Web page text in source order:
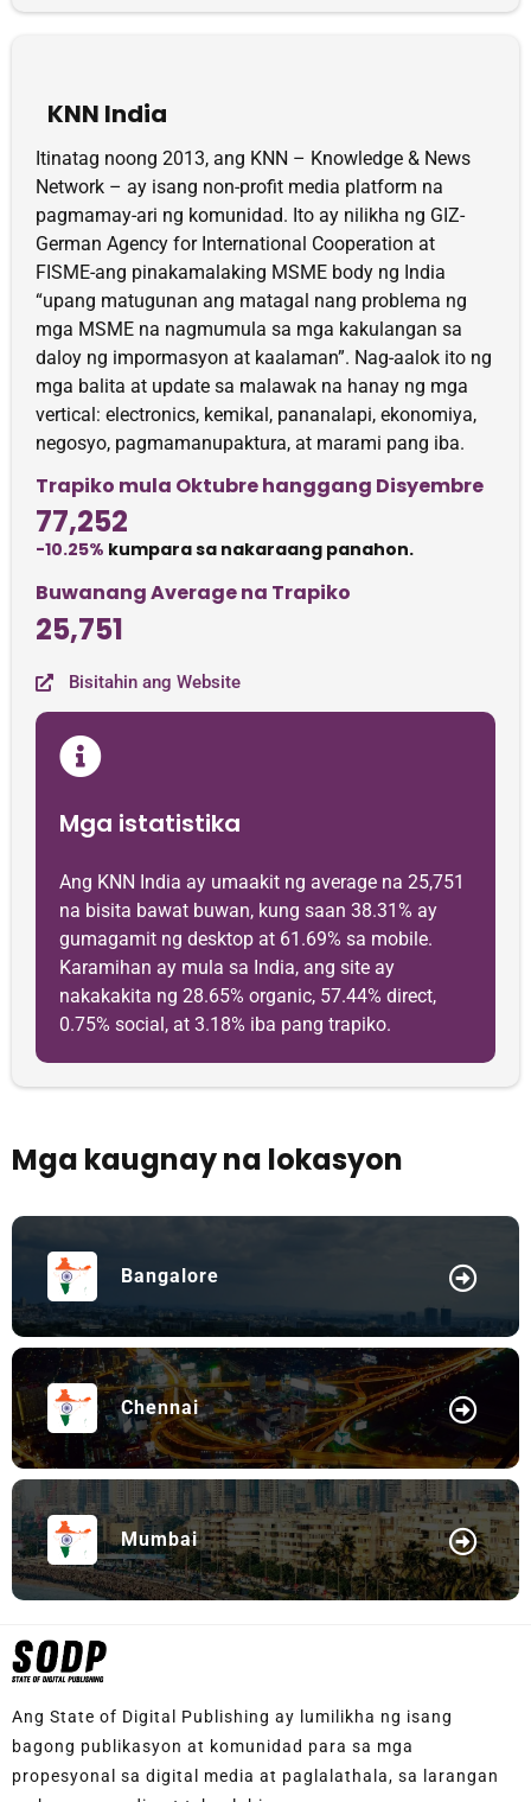
KNN India
Itinatag noong 2013, ang KNN – Knowledge & News
Network – ay isang non-profit media platform na
pagmamay-ari ng komunidad. Ito ay nilikha ng GIZ-
German Agency for International Cooperation at
FISME-ang pinakamalaking MSME body ng India
“upang matugunan ang matagal nang problema ng
mga MSME na nagmumula sa mga kakulangan sa
daloy ng impormasyon at kaalaman”. Nag-aalok ito ng
mga balita at update sa malawak na hanay ng mga
vertical: electronics, kemikal, pananalapi, ekonomiya,
negosyo, pagmamanupaktura, at marami pang iba.
Trapiko mula Oktubre hanggang Disyembre
77,252
-10.25% kumpara sa nakaraang panahon.
Buwanang Average na Trapiko
25,751
Bisitahin ang Website
Mga istatistika
Ang KNN India ay umaakit ng average na 25,751
na bisita bawat buwan, kung saan 38.31% ay
gumagamit ng desktop at 61.69% sa mobile.
Karamihan ay mula sa India, ang site ay
nakakakita ng 28.65% organic, 57.44% direct,
0.75% social, at 3.18% iba pang trapiko.
Mga kaugnay na lokasyon
Bangalore
Chennai
Mumbai
Ang State of Digital Publishing ay lumilikha ng isang
bagong publikasyon at komunidad para sa mga
propesyonal sa digital media at paglalathala, sa larangan